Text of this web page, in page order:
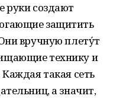
руки создают
защитить
вручную плету́т
технику и
такая сеть
а значит,